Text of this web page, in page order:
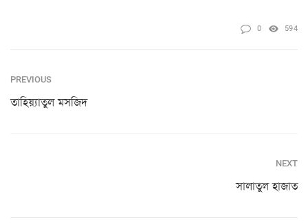
0 594
PREVIOUS
তাহিয়্যাতুল মসজিদ
NEXT
সালাতুল হাজাত